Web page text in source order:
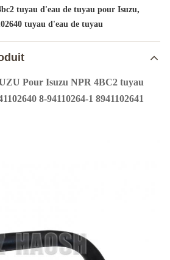
tuyau d'eau de tuyau pour Isuzu,
tuyau d'eau de tuyau
Pour Isuzu NPR 4BC2 tuyau
8-94110264-1 8941102641